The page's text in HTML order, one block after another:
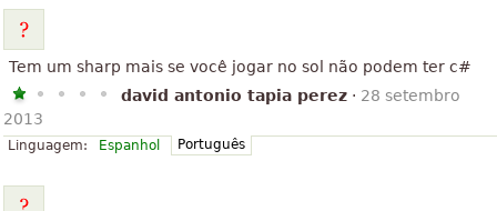
Tem um sharp mais se você jogar no sol não podem ter c#
david antonio tapia perez · 28 setembro
2013
Linguagem: Espanhol Português